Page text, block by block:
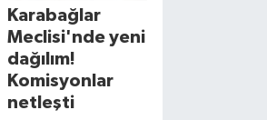
Karabağlar
Meclisi'nde yeni
dağılım!
Komisyonlar
netleşti